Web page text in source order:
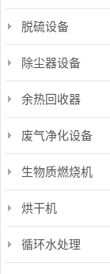
脱硫设备
除尘器设备
余热回收器
废气净化设备
生物质燃烧机
烘干机
循环水处理